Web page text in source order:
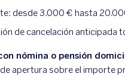
desde 3.000 € hasta
de cancelación anticipada
nómina o pensión
apertura sobre el importe